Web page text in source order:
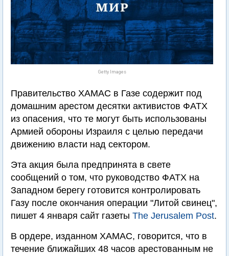
Getty Images
Правительство ХАМАС в Газе содержит под
домашним арестом десятки активистов ФАТХ
из опасения, что те могут быть использованы
Армией обороны Израиля с целью передачи
движению власти над сектором.
Эта акция была предпринята в свете
сообщений о том, что руководство ФАТХ на
Западном берегу готовится контролировать
Газу после окончания операции "Литой свинец",
пишет 4 января сайт газеты The Jerusalem Post.
В ордере, изданном ХАМАС, говорится, что в
течение ближайших 48 часов арестованным не